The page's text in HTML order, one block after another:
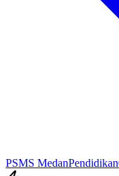
PSMS MedanPendidikan